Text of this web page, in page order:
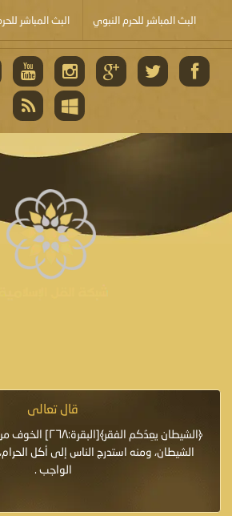
البث المباشر للحرم النبوي البث المباشر
قال تعالى
﴿الشيطان يعِدُكم
الشيطان، ومنه استدرج الناس إلى أكل
الواجب .